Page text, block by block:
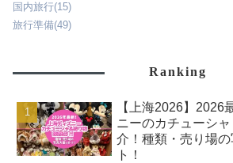
国内旅行(15)
旅行準備(49)
Ranking
【上海2026】2026
ニーのカチューシ
介！種類・売り場
ト！